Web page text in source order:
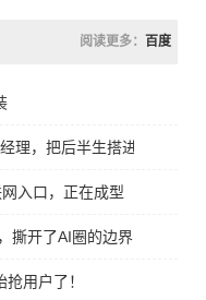
阅读更多： 百度
理，把后半生搭进去了
入口，正在成型
撕开了AI圈的边界
用户了！